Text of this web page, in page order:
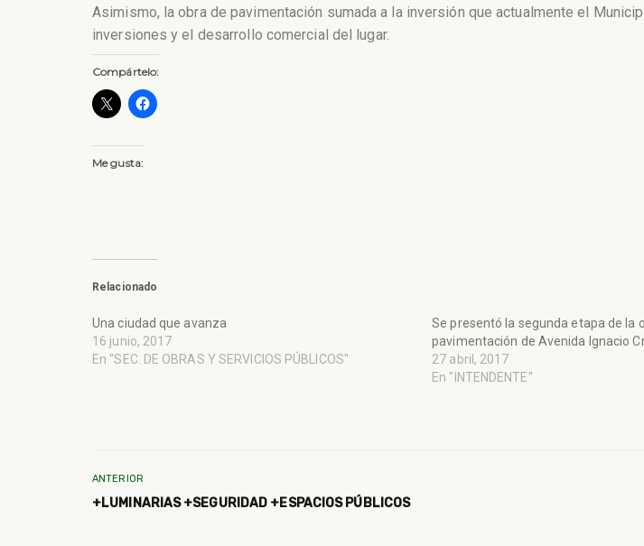
Asimismo, la obra de pavimentación sumada a la inversión que actualmente el
inversiones y el desarrollo comercial del lugar.
Compártelo:
Me gusta:
Relacionado
Una ciudad que avanza
16 junio, 2017
En "SEC. DE OBRAS Y SERVICIOS PÚBLICOS"
Se presentó la segunda etapa de la
pavimentación de Avenida Ignacio
27 abril, 2017
En "INTENDENTE"
ANTERIOR
+LUMINARIAS +SEGURIDAD +ESPACIOS PÚBLICOS